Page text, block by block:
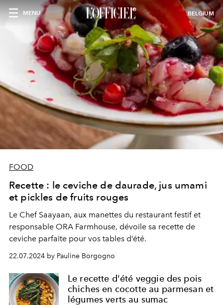
MENU BELGIUM
FOOD
Recette : le ceviche de daurade, jus umami
et pickles de fruits rouges
Le Chef Saayaan, aux manettes du restaurant festif et
responsable ORA Farmhouse, dévoile sa recette de
ceviche parfaite pour vos tables d’été.
22.07.2024 by Pauline Borgogno
Le recette d'été veggie des pois
chiches en cocotte au parmesan et
légumes verts au sumac